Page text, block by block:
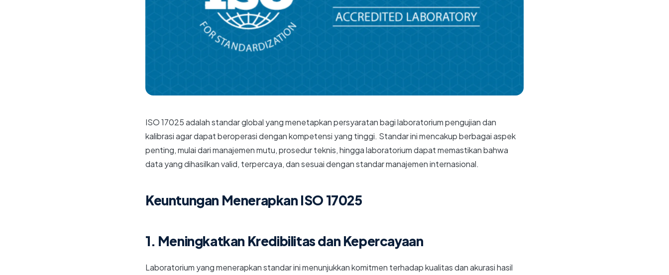
ISO 17025 adalah standar global yang menetapkan persyaratan bagi laboratorium pengujian dan
kalibrasi agar dapat beroperasi dengan kompetensi yang tinggi. Standar ini mencakup berbagai aspek
penting, mulai dari manajemen mutu, prosedur teknis, hingga laboratorium dapat memastikan bahwa
data yang dihasilkan valid, terpercaya, dan sesuai dengan standar manajemen internasional.
Keuntungan Menerapkan ISO 17025
1. Meningkatkan Kredibilitas dan Kepercayaan
Laboratorium yang menerapkan standar ini menunjukkan komitmen terhadap kualitas dan akurasi hasil